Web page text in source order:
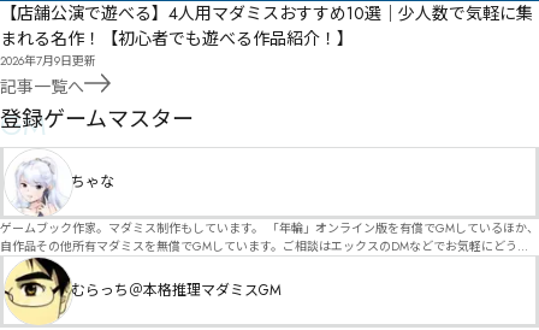
【店舗公演で遊べる】4人用マダミスおすすめ10選｜少人数で気軽に集
まれる名作！【初心者でも遊べる作品紹介！】
2026年7月9日更新
記事一覧へ
GM
登録ゲームマスター
ちゃな
ゲームブック作家。マダミス制作もしています。 「年輪」オンライン版を有償でGMしているほか、
自作品その他所有マダミスを無償でGMしています。ご相談はエックスのDMなどでお気軽にどう
ぞ。
むらっち＠本格推理マダミスGM